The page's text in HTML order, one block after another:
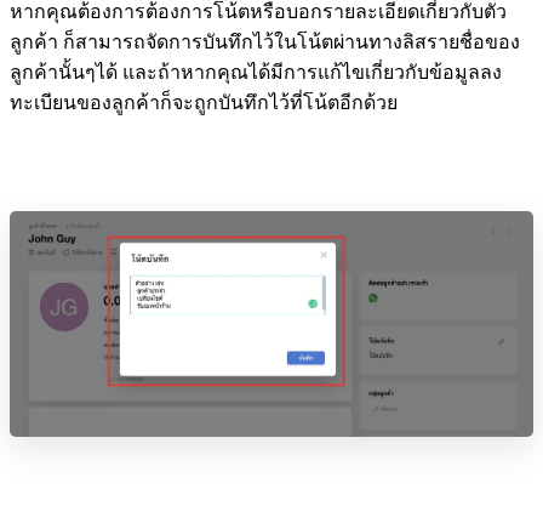
หากคุณต้องการต้องการโน้ตหรือบอกรายละเอียดเกี่ยวกับตัว
ลูกค้า ก็สามารถจัดการบันทึกไว้ในโน้ตผ่านทางลิสรายชื่อของ
ลูกค้านั้นๆได้ และถ้าหากคุณได้มีการแก้ไขเกี่ยวกับข้อมูลลง
ทะเบียนของลูกค้าก็จะถูกบันทึกไว้ที่โน้ตอีกด้วย